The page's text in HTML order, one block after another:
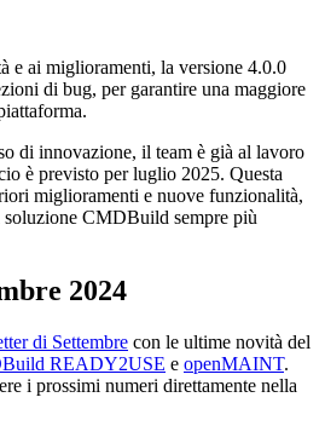
e ai miglioramenti, la versione 4.0.0
di bug, per garantire una maggiore
di innovazione, il team è già al lavoro
è previsto per luglio 2025. Questa
miglioramenti e nuove funzionalità,
CMDBuild sempre più
2024
di Settembre con le ultime novità del
READY2USE e openMAINT.
i prossimi numeri direttamente nella